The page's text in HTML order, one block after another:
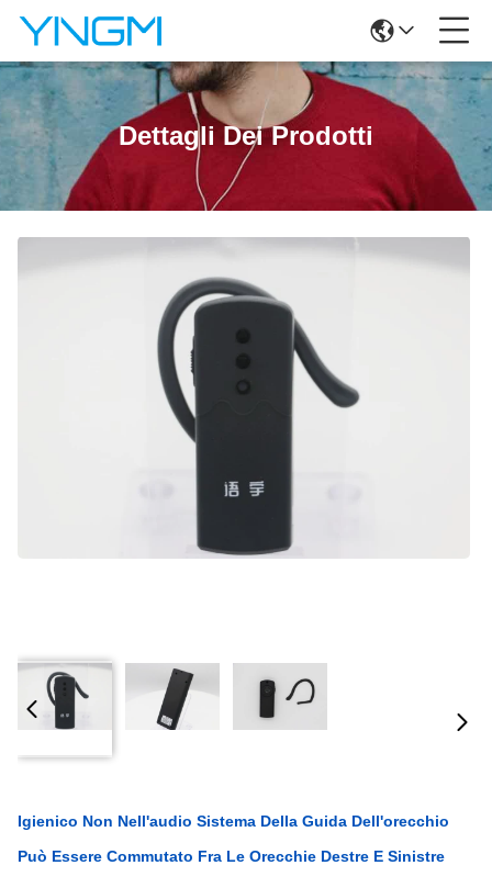
Dettagli Dei Prodotti
Igienico Non Nell'audio Sistema Della Guida Dell'orecchio
Può Essere Commutato Fra Le Orecchie Destre E Sinistre